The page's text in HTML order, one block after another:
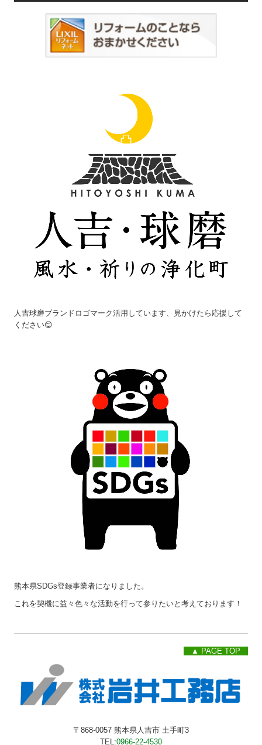
人吉球磨ブランドロゴマーク活用しています、見かけたら応援して
ください😊
熊本県SDGs登録事業者になりました。
これを契機に益々色々な活動を行って参りたいと考えております！
▲ PAGE TOP
〒868-0057 熊本県人吉市 土手町3
TEL:0966-22-4530